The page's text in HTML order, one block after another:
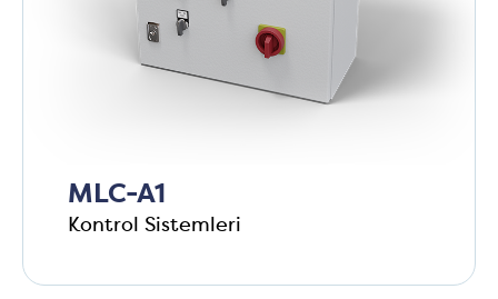
MLC-A1
Kontrol Sistemleri